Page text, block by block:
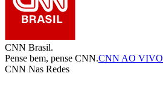
CNN Brasil.
Pense bem, pense CNN.CNN AO VIVO
CNN Nas Redes